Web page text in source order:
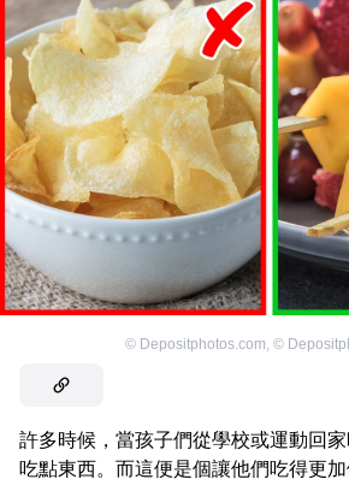
© Depositphotos.com, ©
許多時候，當孩子們從學校或運動回
吃點東西。而這便是個讓他們吃得更